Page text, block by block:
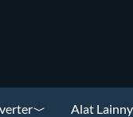
Alat